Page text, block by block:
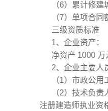
（6）累计修
（7）单项合
三级资质标准
1、企业资产：
净资产 1000 万
2、企业主要人
（1）市政公
（2）技术负
注册建造师执业资